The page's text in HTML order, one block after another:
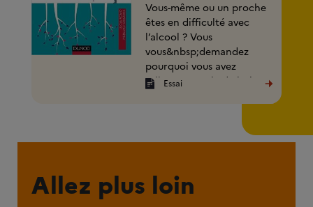
Vous-même ou un proche
êtes en difficulté avec
l’alcool ? Vous
vous&nbsp;demandez
pourquoi vous avez
tellement envie de boire ?
Essai
Allez plus loin